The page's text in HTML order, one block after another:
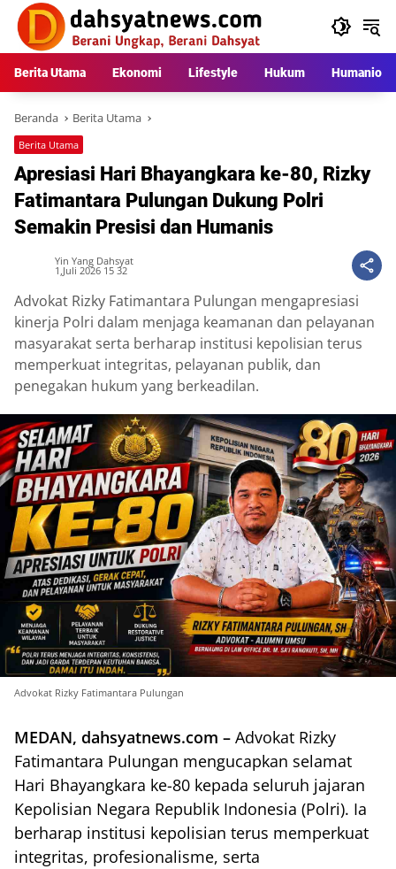
Langsung
konten
Berita Utama Ekonomi Lifestyle Hukum Humaniora
Beranda Berita Utama
Berita Utama
Apresiasi Hari Bhayangkara ke-80, Rizky
Fatimantara Pulungan Dukung Polri
Semakin Presisi dan Humanis
Yin Yang Dahsyat
1,Juli 2026 15 32
Advokat Rizky Fatimantara Pulungan mengapresiasi
kinerja Polri dalam menjaga keamanan dan pelayanan
masyarakat serta berharap institusi kepolisian terus
memperkuat integritas, pelayanan publik, dan
penegakan hukum yang berkeadilan.
Advokat Rizky Fatimantara Pulungan
MEDAN, dahsyatnews.com – Advokat Rizky
Fatimantara Pulungan mengucapkan selamat
Hari Bhayangkara ke-80 kepada seluruh jajaran
Kepolisian Negara Republik Indonesia (Polri). Ia
berharap institusi kepolisian terus memperkuat
integritas, profesionalisme, serta